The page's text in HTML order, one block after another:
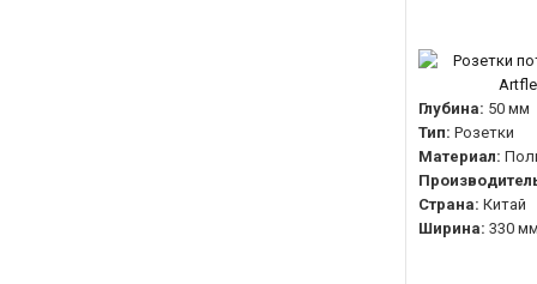
Глубина: 50 мм
Тип: Розетки
Материал:
Страна: Китай
Ширина: 330